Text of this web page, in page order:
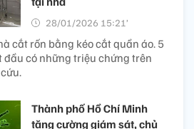
28/01/2026 15:21’
cắt rốn bằng kéo cắt quần áo. 5
đầu có những triệu chứng trên
Thành phố Hồ Chí Minh
tăng cường giám sát, chủ